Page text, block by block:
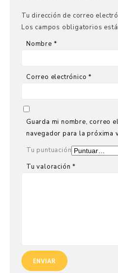
Tu dirección de correo
Los campos obligatorios
Nombre *
Correo electrónico*
Guarda mi nombre, correo
navegador para la próxima
Tu puntuación
Tu valoración*